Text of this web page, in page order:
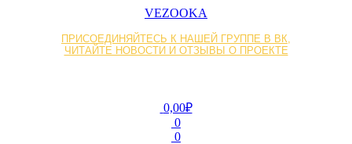
VEZOOKA
ПРИСОЕДИНЯЙТЕСЬ К НАШЕЙ ГРУППЕ В ВК,
ЧИТАЙТЕ НОВОСТИ И ОТЗЫВЫ О ПРОЕКТЕ
0,00₽
0
0